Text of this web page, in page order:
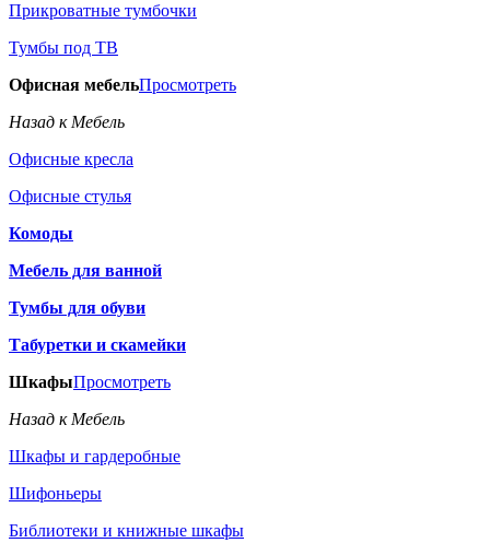
Прикроватные тумбочки
Тумбы под ТВ
Офисная мебельПросмотреть
Назад к Мебель
Офисные кресла
Офисные стулья
Комоды
Мебель для ванной
Тумбы для обуви
Табуретки и скамейки
ШкафыПросмотреть
Назад к Мебель
Шкафы и гардеробные
Шифоньеры
Библиотеки и книжные шкафы